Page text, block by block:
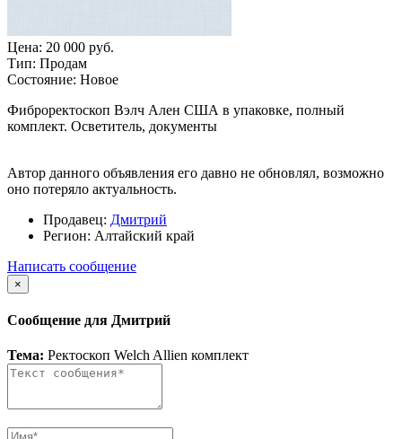
Цена: 20 000 руб.
Тип: Продам
Состояние: Новое
Фиброректоскоп Вэлч Ален США в упаковке, полный
комплект. Осветитель, документы
Автор данного объявления его давно не обновлял, возможно
оно потеряло актуальность.
Продавец: Дмитрий
Регион: Алтайский край
Написать сообщение
×
Сообщение для Дмитрий
Тема: Ректоскоп Welch Allien комплект